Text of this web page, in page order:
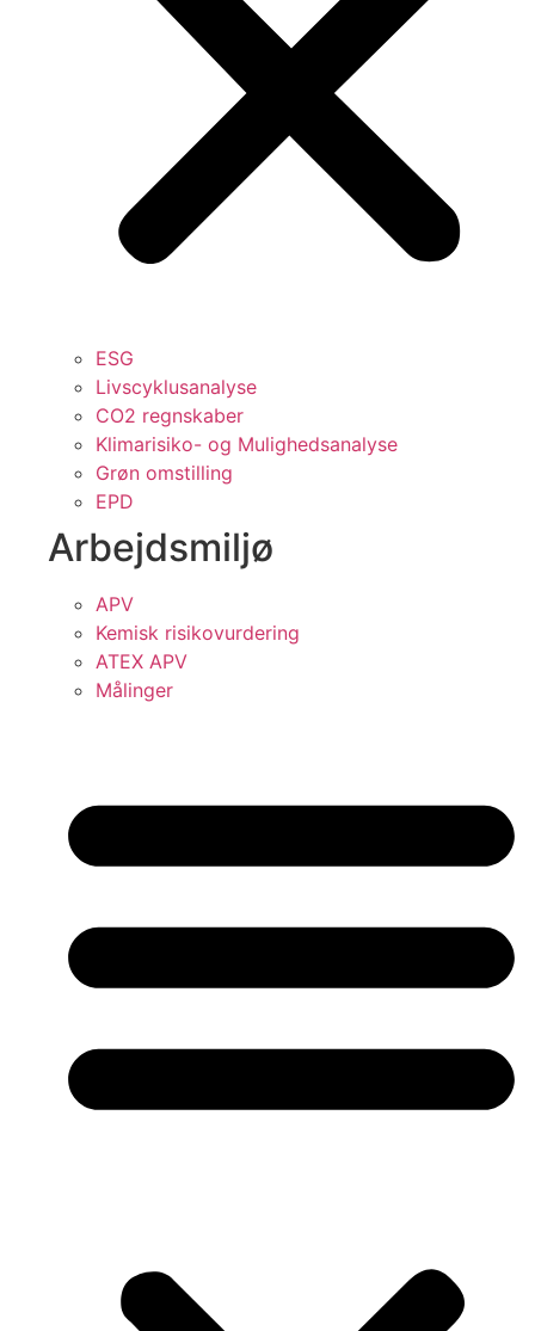
ESG
Livscyklusanalyse
CO2 regnskaber
Klimarisiko- og Mulighedsanalyse
Grøn omstilling
EPD
Arbejdsmiljø
APV
Kemisk risikovurdering
ATEX APV
Målinger